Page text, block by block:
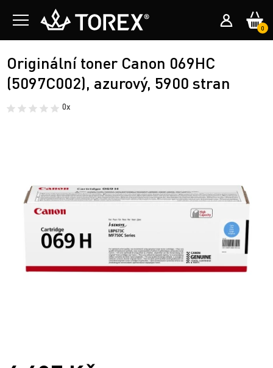
0
Originální toner Canon 069HC
(5097C002), azurový, 5900 stran
0x